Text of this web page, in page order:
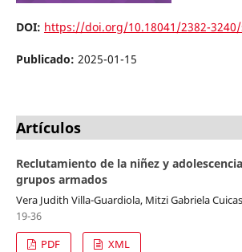
DOI: https://doi.org/10.18041/2382-3240/
Publicado: 2025-01-15
Artículos
Reclutamiento de la niñez y
grupos armados
Vera Judith Villa-Guardiola, Mitzi Gabriela
19-36
PDF
XML